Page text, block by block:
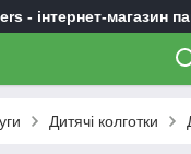
- інтернет-магазин
Дитячі колготки